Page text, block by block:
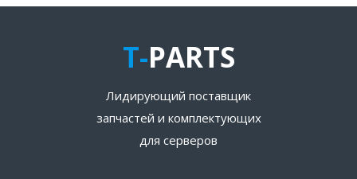
T-PARTS
Лидирующий поставщик
запчастей и комплектующих
для серверов